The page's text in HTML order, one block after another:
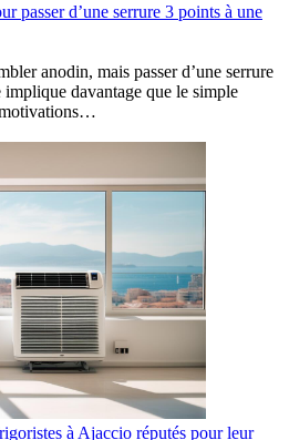
passer d’une serrure 3 points à une
anodin, mais passer d’une serrure
davantage que le simple
à Ajaccio réputés pour leur